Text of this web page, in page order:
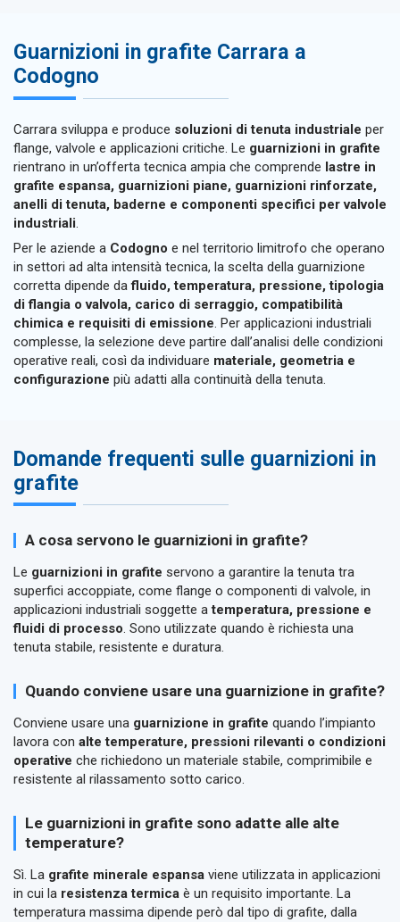
Guarnizioni in grafite Carrara a
Codogno
Carrara sviluppa e produce soluzioni di tenuta industriale per
flange, valvole e applicazioni critiche. Le guarnizioni in grafite
rientrano in un’offerta tecnica ampia che comprende lastre in
grafite espansa, guarnizioni piane, guarnizioni rinforzate,
anelli di tenuta, baderne e componenti specifici per valvole
industriali
Per le aziende a Codogno e nel territorio limitrofo che operano
in settori ad alta intensità tecnica, la scelta della guarnizione
corretta dipende dafluido, temperatura, pressione, tipologia
di flangia o valvola, carico di serraggio, compatibilità
chimica e requisiti di emissione. Per applicazioni industriali
complesse, la selezione deve partire dall’analisi delle condizioni
operative reali, così da individuare materiale, geometria e
configurazione più adatti alla continuità della tenuta.
Domande frequenti sulle guarnizioni in
grafite
A cosa servono le guarnizioni in grafite?
Le guarnizioni in grafite servono a garantire la tenuta tra
superfici accoppiate, come flange o componenti di valvole, in
applicazioni industriali soggette atemperatura, pressione e
fluidi di processo. Sono utilizzate quando è richiesta una
tenuta stabile, resistente e duratura.
Quando conviene usare una guarnizione in grafite?
Conviene usare una guarnizione in grafite quando l’impianto
lavora con alte temperature, pressioni rilevanti o condizioni
operative che richiedono un materiale stabile, comprimibile e
resistente al rilassamento sotto carico.
Le guarnizioni in grafite sono adatte alle alte
temperature?
Sì. La grafite minerale espansa viene utilizzata in applicazioni
in cui la resistenza termica è un requisito importante. La
temperatura massima dipende però dal tipo di grafite, dalla